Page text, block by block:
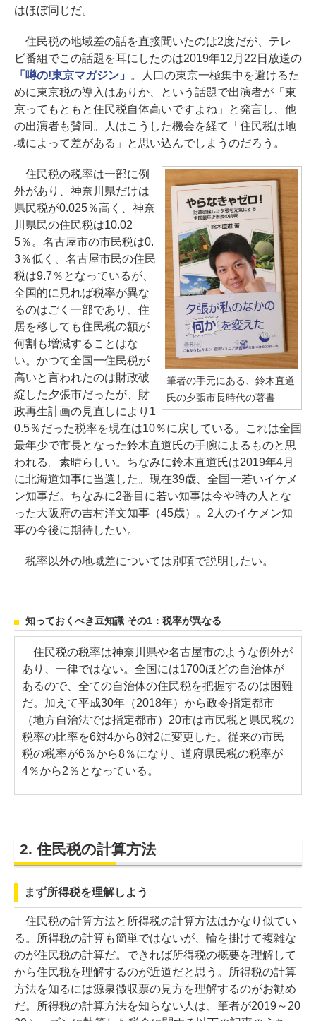
はほぼ同じだ。
住民税の地域差の話を直接聞いたのは2度だが、テレ
ビ番組でこの話題を耳にしたのは2019年12月22日放送の
「噂の!東京マガジン」
。人口の東京一極集中を避けるた
めに東京税の導入はありか、という話題で出演者が「東
京ってもともと住民税自体高いですよね」と発言し、他
の出演者も賛同。人はこうした機会を経て「住民税は地
域によって差がある」と思い込んでしまうのだろう。
筆者の手元にある、鈴木直道
氏の夕張市長時代の著書
住民税の税率は一部に例
外があり、神奈川県だけは
県民税が0.025％高く、神奈
川県民の住民税は10.02
5％。名古屋市の市民税は0.
3％低く、名古屋市民の住民
税は9.7％となっているが、
全国的に見れば税率が異な
るのはごく一部であり、住
居を移しても住民税の額が
何割も増減することはな
い。かつて全国一住民税が
高いと言われたのは財政破
綻した夕張市だったが、財
政再生計画の見直しにより1
0.5％だった税率を現在は10％に戻している。これは全国
最年少で市長となった鈴木直道氏の手腕によるものと思
われる。素晴らしい。ちなみに鈴木直道氏は2019年4月
に北海道知事に当選した。現在39歳、全国一若いイケメ
ン知事だ。ちなみに2番目に若い知事は今や時の人とな
った大阪府の吉村洋文知事（45歳）。2人のイケメン知
事の今後に期待したい。
税率以外の地域差については別項で説明したい。
知っておくべき豆知識 その1：税率が異なる
住民税の税率は神奈川県や名古屋市のような例外が
あり、一律ではない。全国には1700ほどの自治体が
あるので、全ての自治体の住民税を把握するのは困難
だ。加えて平成30年（2018年）から政令指定都市
（地方自治法では指定都市）20市は市民税と県民税の
税率の比率を6対4から8対2に変更した。従来の市民
税の税率が6％から8％になり、道府県民税の税率が
4％から2％となっている。
2. 住民税の計算方法
まず所得税を理解しよう
住民税の計算方法と所得税の計算方法はかなり似てい
る。所得税の計算も簡単ではないが、輪を掛けて複雑な
のが住民税の計算だ。できれば所得税の概要を理解して
から住民税を理解するのが近道だと思う。所得税の計算
方法を知るには源泉徴収票の見方を理解するのがお勧め
だ。所得税の計算方法を知らない人は、筆者が2019～20